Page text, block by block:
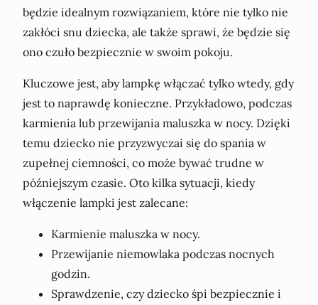
będzie idealnym rozwiązaniem, które nie tylko nie
zakłóci snu dziecka, ale także sprawi, że będzie się
ono czuło bezpiecznie w swoim pokoju.
Kluczowe jest, aby lampkę włączać tylko wtedy, gdy
jest to naprawdę konieczne. Przykładowo, podczas
karmienia lub przewijania maluszka w nocy. Dzięki
temu dziecko nie przyzwyczai się do spania w
zupełnej ciemności, co może bywać trudne w
późniejszym czasie. Oto kilka sytuacji, kiedy
włączenie lampki jest zalecane:
Karmienie maluszka w nocy.
Przewijanie niemowlaka podczas nocnych
godzin.
Sprawdzenie, czy dziecko śpi bezpiecznie i